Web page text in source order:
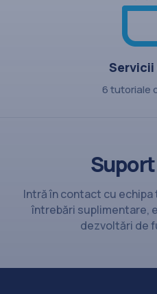
6 tutoriale
Intră în contact cu
întrebări suplimentare,
dezvoltări de